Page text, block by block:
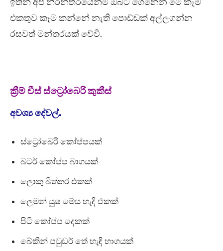
එකතුව කෑම කන්නේ නැති පොඩ්ඩක් අල්ලගන්න
රසවත් මන්තරයක් වේවි.
ක්‍රීම් චීස් ස්ට්‍රෝබෙරි කුකීස්
අවශ්‍ය දේවල්.
ස්ට්‍රෝබෙරි කෝප්පයක්
බටර් කෝප්ප බාගයක්
ලොකු බිත්තර එකක්
ලෙමන් යුෂ මේස හැදි එකක්
පිටි කෝප්ප දෙකක්
බේකින් පවුඩර් තේ හැඳි භාගයක්